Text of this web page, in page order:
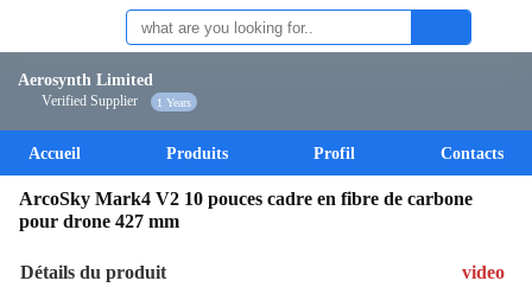
Aerosynth Limited
Verified Supplier 1 Years
Accueil Produits Profil Contacts
ArcoSky Mark4 V2 10 pouces cadre en fibre de carbone
pour drone 427 mm
Détails du produit video